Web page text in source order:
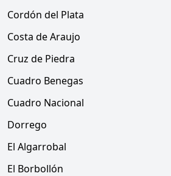
Cordón del Plata
Costa de Araujo
Cruz de Piedra
Cuadro Benegas
Cuadro Nacional
Dorrego
El Algarrobal
El Borbollón